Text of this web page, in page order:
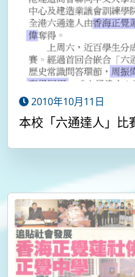
2010年10月11日
本校「六通達人」比